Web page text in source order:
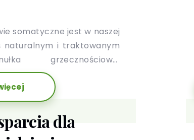
somatyczne jest w naszej
naturalnym i traktowanym
grzecznościowa.
za rodzaj uprzejmości i
zwykle bez oporów czy
Inaczej jest w przypadku
dla